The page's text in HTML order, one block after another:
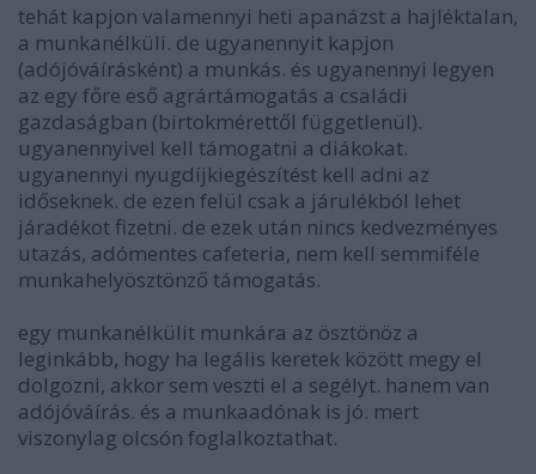
tehát kapjon valamennyi heti apanázst a hajléktalan,
a munkanélküli. de ugyanennyit kapjon
(adójóváírásként) a munkás. és ugyanennyi legyen
az egy főre eső agrártámogatás a családi
gazdaságban (birtokmérettől függetlenül).
ugyanennyivel kell támogatni a diákokat.
ugyanennyi nyugdíjkiegészítést kell adni az
időseknek. de ezen felül csak a járulékból lehet
járadékot fizetni. de ezek után nincs kedvezményes
utazás, adómentes cafeteria, nem kell semmiféle
munkahelyösztönző támogatás.
egy munkanélkülit munkára az ösztönöz a
leginkább, hogy ha legális keretek között megy el
dolgozni, akkor sem veszti el a segélyt. hanem van
adójóváírás. és a munkaadónak is jó. mert
viszonylag olcsón foglalkoztathat.